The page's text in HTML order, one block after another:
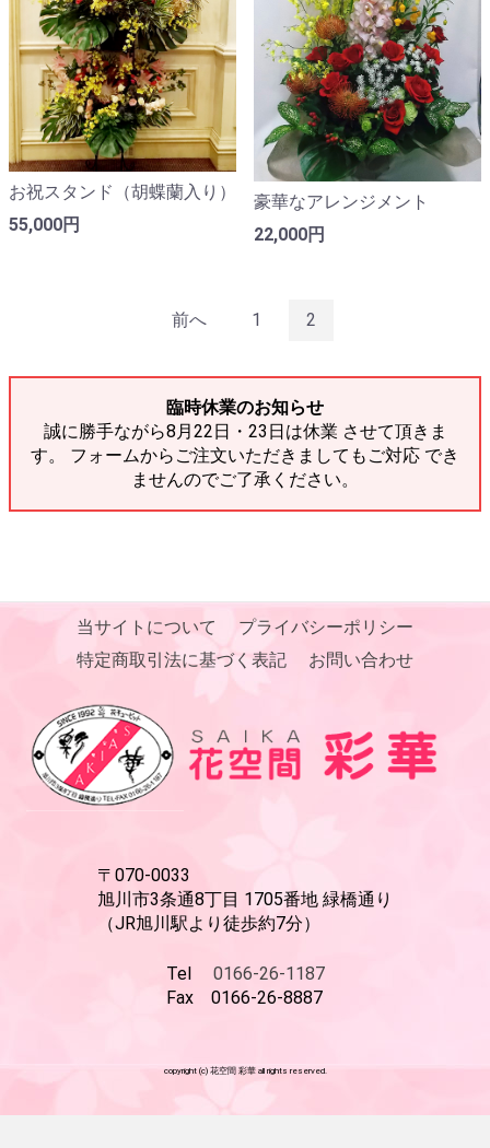
お祝スタンド（胡蝶蘭入り）
55,000円
豪華なアレンジメント
22,000円
前へ 1 2
臨時休業のお知らせ
誠に勝手ながら8月22日・23日は休業 させて頂きま
す。 フォームからご注文いただきましてもご対応 でき
ませんのでご了承ください。
当サイトについて
プライバシーポリシー
特定商取引法に基づく表記
お問い合わせ
〒070-0033
旭川市3条通8丁目 1705番地 緑橋通り
（JR旭川駅より徒歩約7分）
Tel 0166-26-1187
Fax 0166-26-8887
copyright (c) 花空間 彩華 all rights reserved.